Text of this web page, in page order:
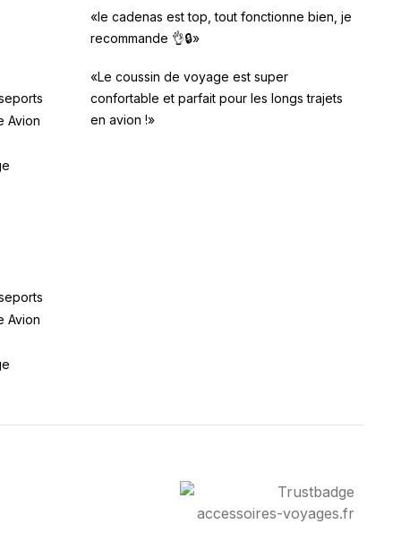
Avion
Avion
«le cadenas est top, tout fonctionne bien, je
recommande 👌🔒»
«Le coussin de voyage est super
confortable et parfait pour les longs trajets
en avion !»